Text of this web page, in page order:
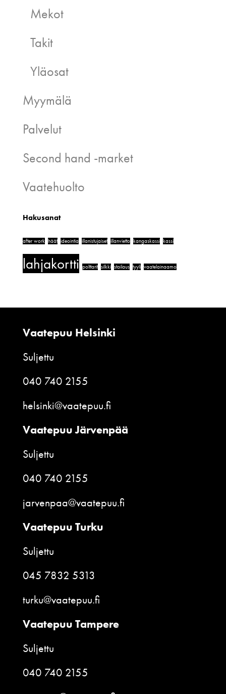
Mekot
Takit
Yläosat
Myymälä
Palvelut
Second hand -market
Vaatehuolto
Hakusanat
after work häät ideointia illanistujaiset illanvietto kangaskassi kassi
lahjakortti polttarit silkki stailaus tyyli vaatelainaamo
Vaatepuu Helsinki
Suljettu
040 740 2155
helsinki@vaatepuu.fi
Vaatepuu Järvenpää
Suljettu
040 740 2155
jarvenpaa@vaatepuu.fi
Vaatepuu Turku
Suljettu
045 7832 5313
turku@vaatepuu.fi
Vaatepuu Tampere
Suljettu
040 740 2155